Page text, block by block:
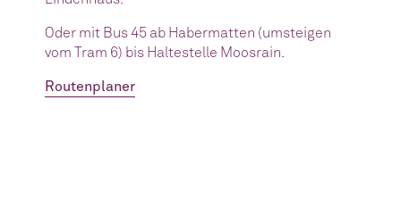
Oder mit Bus 45 ab Habermatten (umsteigen
vom Tram 6) bis Haltestelle Moosrain.
Routenplaner